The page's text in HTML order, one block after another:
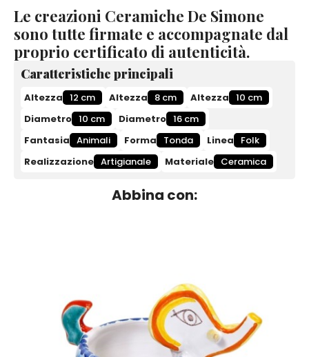
Le creazioni Ceramiche De Simone
sono tutte firmate e accompagnate dal
proprio certificato di autenticità.
Caratteristiche principali
Altezza 12 cm Altezza 8 cm Altezza 10 cm
Diametro 10 cm Diametro 16 cm
Fantasia Animali Forma Tonda Linea
Folk
Realizzazione Artigianale Materiale Ceramica
Abbina con: